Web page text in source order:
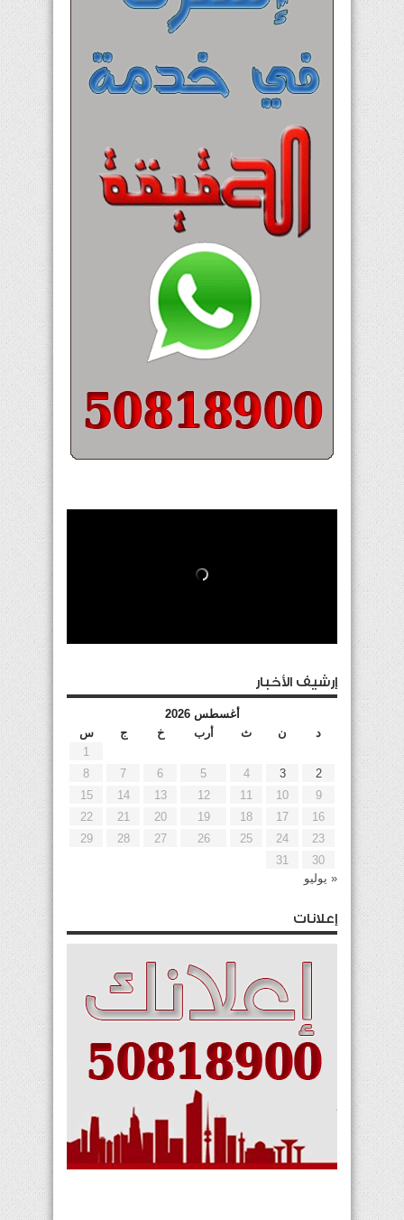
إرشيف الأخبار
أغسطس 2026
د
ن ث أرب خ ج
س
1
2
3
4
5
6
7
8
9
10
11
12
13
14
15
16
17
18
19
20
21
22
23
24
25
26
27
28
29
30
31
« يوليو
إعلانات